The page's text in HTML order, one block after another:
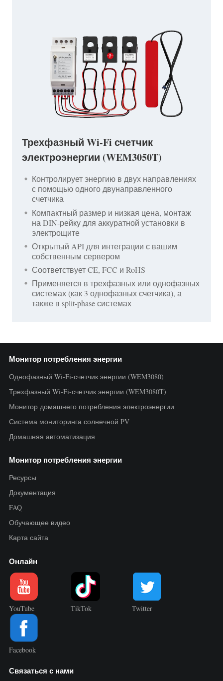
Трехфазный Wi-Fi счетчик
электроэнергии (WEM3050T)
Контролирует энергию в двух направлениях
с помощью одного двунаправленного
счетчика
Компактный размер и низкая цена, монтаж
на DIN-рейку для аккуратной установки в
электрощите
Открытый API для интеграции с вашим
собственным сервером
Соответствует CE, FCC и RoHS
Применяется в трехфазных или однофазных
системах (как 3 однофазных счетчика), а
также в split-phase системах
Монитор потребления энергии
Однофазный Wi-Fi-счетчик энергии (WEM3080)
Трехфазный Wi-Fi-счетчик энергии (WEM3080T)
Монитор домашнего потребления электроэнергии
Система мониторинга солнечной PV
Домашняя автоматизация
Монитор потребления энергии
Ресурсы
Документация
FAQ
Обучающее видео
Карта сайта
Онлайн
YouTube TikTok Twitter
Facebook
Связаться с нами